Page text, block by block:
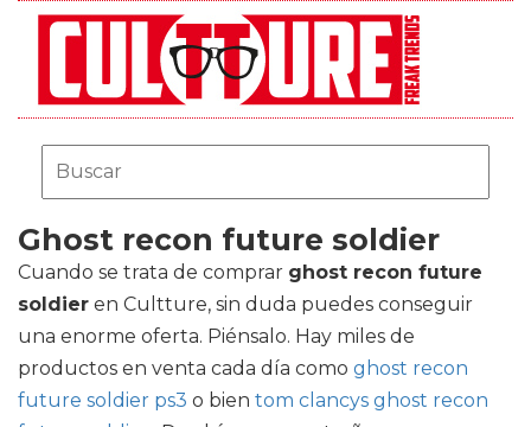
Ghost recon future soldier
Cuando se trata de comprar ghost recon future
soldier en Cultture, sin duda puedes conseguir
una enorme oferta. Piénsalo. Hay miles de
productos en venta cada día como ghost recon
future soldier ps3 o bien tom clancys ghost recon